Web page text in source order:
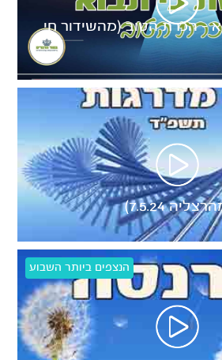
– הכרת הטוב (מהשידור חי
הנצפים ביותר השבוע